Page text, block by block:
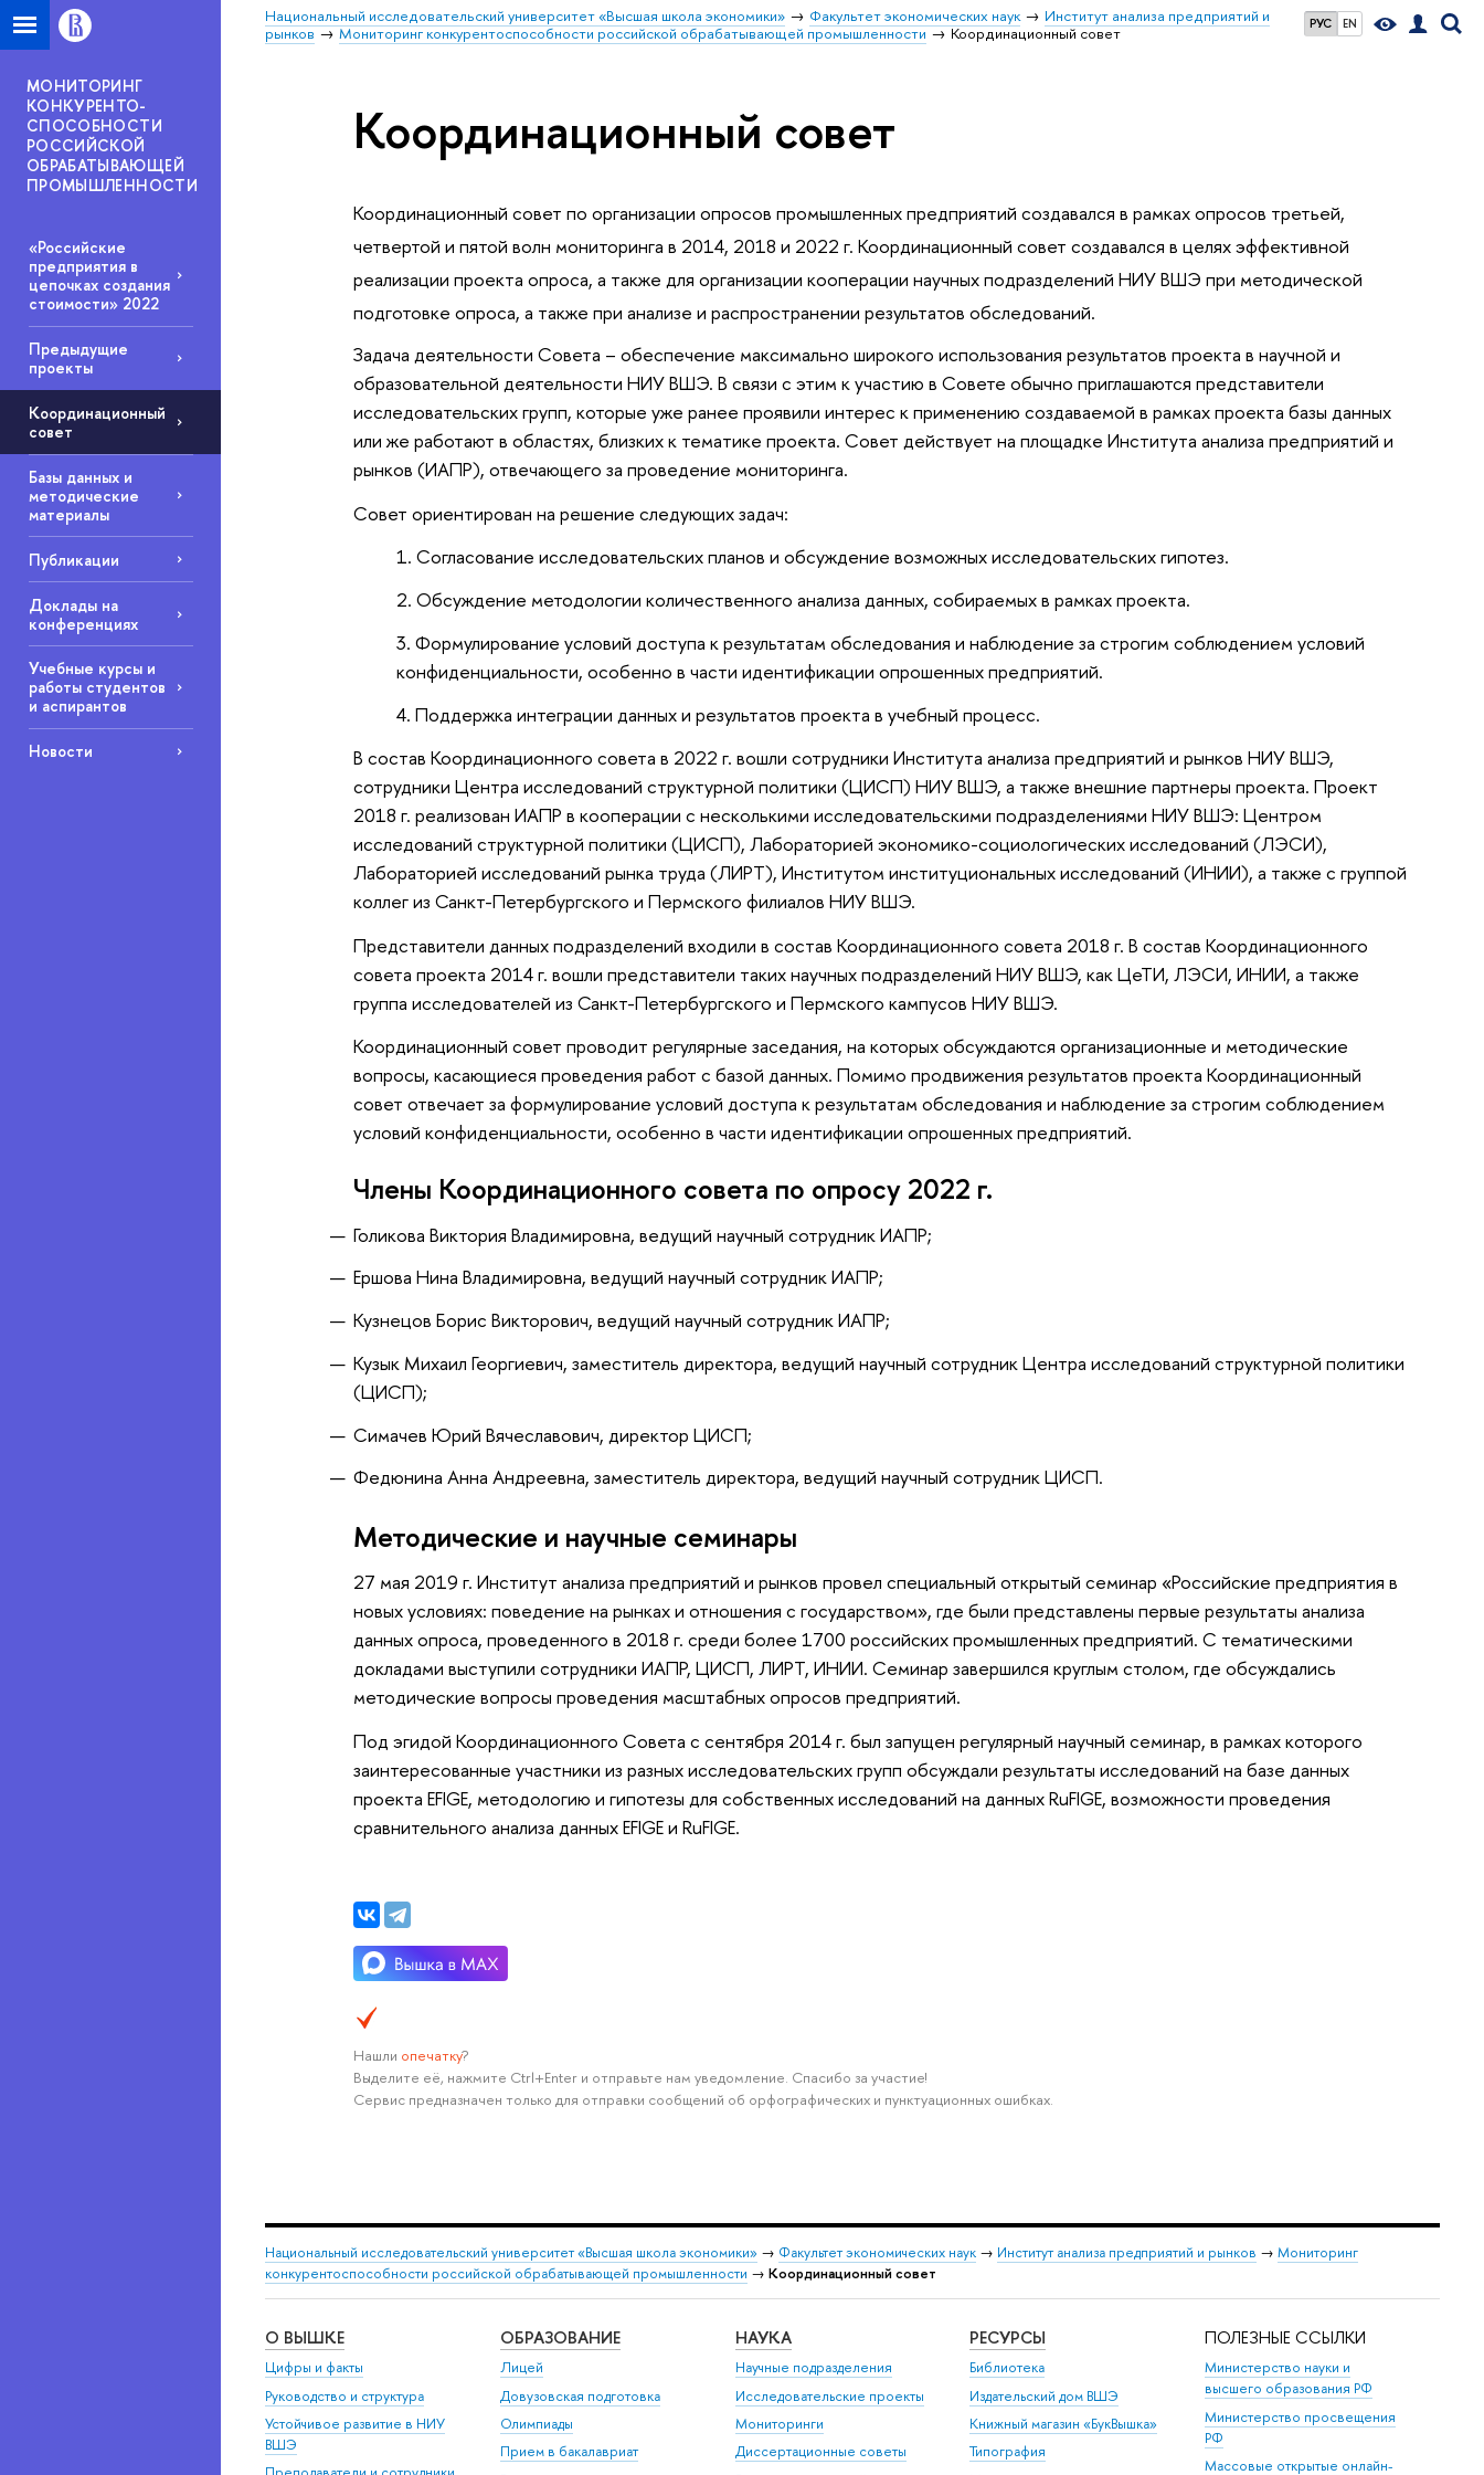
РУС EN
Национальный исследовательский университет «Высшая школа экономики» Факультет экономических наук
Институт анализа предприятий и
рынков
Мониторинг конкурентоспособности российской обрабатывающей промышленности Координационный совет
МОНИТОРИНГ
КОНКУРЕНТО-
СПОСОБНОСТИ
РОССИЙСКОЙ
ОБРАБАТЫВАЮЩЕЙ
ПРОМЫШЛЕННОСТИ
«Российские
предприятия в
цепочках создания
стоимости» 2022
Предыдущие
проекты
Координационный
совет
Базы данных и
методические
материалы
Публикации
Доклады на
конференциях
Учебные курсы и
работы студентов
и аспирантов
Новости
Координационный совет
Координационный совет по организации опросов промышленных предприятий создавался в рамках опросов третьей,
четвертой и пятой волн мониторинга в 2014, 2018 и 2022 г. Координационный совет создавался в целях эффективной
реализации проекта опроса, а также для организации кооперации научных подразделений НИУ ВШЭ при методической
подготовке опроса, а также при анализе и распространении результатов обследований.
Задача деятельности Совета – обеспечение максимально широкого использования результатов проекта в научной и
образовательной деятельности НИУ ВШЭ. В связи с этим к участию в Совете обычно приглашаются представители
исследовательских групп, которые уже ранее проявили интерес к применению создаваемой в рамках проекта базы данных
или же работают в областях, близких к тематике проекта. Совет действует на площадке Института анализа предприятий и
рынков (ИАПР), отвечающего за проведение мониторинга.
Совет ориентирован на решение следующих задач:
Согласование исследовательских планов и обсуждение возможных исследовательских гипотез.
Обсуждение методологии количественного анализа данных, собираемых в рамках проекта.
Формулирование условий доступа к результатам обследования и наблюдение за строгим соблюдением условий
конфиденциальности, особенно в части идентификации опрошенных предприятий.
Поддержка интеграции данных и результатов проекта в учебный процесс.
В состав Координационного совета в 2022 г. вошли сотрудники Института анализа предприятий и рынков НИУ ВШЭ,
сотрудники Центра исследований структурной политики (ЦИСП) НИУ ВШЭ, а также внешние партнеры проекта. Проект
2018 г. реализован ИАПР в кооперации с несколькими исследовательскими подразделениями НИУ ВШЭ: Центром
исследований структурной политики (ЦИСП), Лабораторией экономико-социологических исследований (ЛЭСИ),
Лабораторией исследований рынка труда (ЛИРТ), Институтом институциональных исследований (ИНИИ), а также с группой
коллег из Санкт-Петербургского и Пермского филиалов НИУ ВШЭ.
Представители данных подразделений входили в состав Координационного совета 2018 г. В состав Координационного
совета проекта 2014 г. вошли представители таких научных подразделений НИУ ВШЭ, как ЦеТИ, ЛЭСИ, ИНИИ, а также
группа исследователей из Санкт-Петербургского и Пермского кампусов НИУ ВШЭ.
Координационный совет проводит регулярные заседания, на которых обсуждаются организационные и методические
вопросы, касающиеся проведения работ с базой данных. Помимо продвижения результатов проекта Координационный
совет отвечает за формулирование условий доступа к результатам обследования и наблюдение за строгим соблюдением
условий конфиденциальности, особенно в части идентификации опрошенных предприятий.
Члены Координационного совета по опросу 2022 г.
Голикова Виктория Владимировна, ведущий научный сотрудник ИАПР;
Ершова Нина Владимировна, ведущий научный сотрудник ИАПР;
Кузнецов Борис Викторович, ведущий научный сотрудник ИАПР;
Кузык Михаил Георгиевич, заместитель директора, ведущий научный сотрудник Центра исследований структурной политики
(ЦИСП);
Симачев Юрий Вячеславович, директор ЦИСП;
Федюнина Анна Андреевна, заместитель директора, ведущий научный сотрудник ЦИСП.
Методические и научные семинары
27 мая 2019 г. Институт анализа предприятий и рынков провел специальный открытый семинар «Российские предприятия в
новых условиях: поведение на рынках и отношения с государством», где были представлены первые результаты анализа
данных опроса, проведенного в 2018 г. среди более 1700 российских промышленных предприятий. С тематическими
докладами выступили сотрудники ИАПР, ЦИСП, ЛИРТ, ИНИИ. Семинар завершился круглым столом, где обсуждались
методические вопросы проведения масштабных опросов предприятий.
Под эгидой Координационного Совета с сентября 2014 г. был запущен регулярный научный семинар, в рамках которого
заинтересованные участники из разных исследовательских групп обсуждали результаты исследований на базе данных
проекта EFIGE, методологию и гипотезы для собственных исследований на данных RuFIGE, возможности проведения
сравнительного анализа данных EFIGE и RuFIGE.
Нашли опечатку?
Выделите её, нажмите Ctrl+Enter и отправьте нам уведомление. Спасибо за участие!
Сервис предназначен только для отправки сообщений об орфографических и пунктуационных ошибках.
Национальный исследовательский университет «Высшая школа экономики» → Факультет экономических наук → Институт анализа предприятий и рынков → Мониторинг
конкурентоспособности российской обрабатывающей промышленности → Координационный совет
О ВЫШКЕ
Цифры и факты
Руководство и структура
Устойчивое развитие в НИУ
ВШЭ
ОБРАЗОВАНИЕ
Лицей
Довузовская подготовка
Олимпиады
Прием в бакалавриат
НАУКА
Научные подразделения
Исследовательские проекты
Мониторинги
Диссертационные советы
РЕСУРСЫ
Библиотека
Издательский дом ВШЭ
Книжный магазин «БукВышка»
Типография
ПОЛЕЗНЫЕ ССЫЛКИ
Министерство науки и
высшего образования РФ
Министерство просвещения
РФ
Массовые открытые онлайн-